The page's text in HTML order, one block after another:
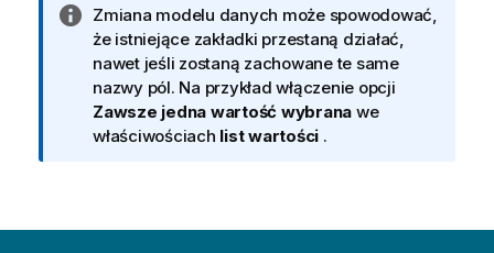
I
n
f
o
r
m
a
Zmiana modelu danych może spowodować,
że istniejące zakładki przestaną działać,
nawet jeśli zostaną zachowane te same
nazwy pól. Na przykład włączenie opcji
Zawsze jedna wartość wybrana we
właściwościach list wartości .